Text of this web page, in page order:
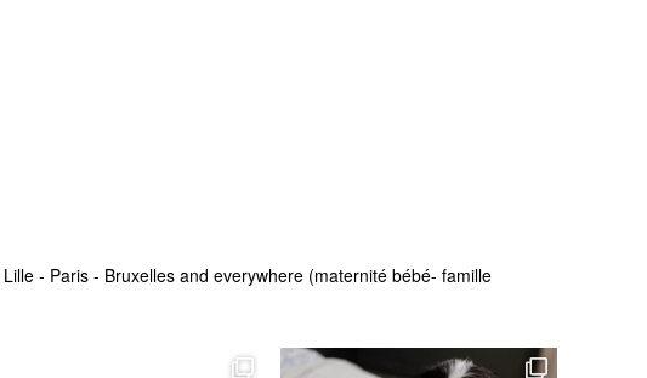
Lille - Paris - Bruxelles and everywhere (maternité bébé- famille